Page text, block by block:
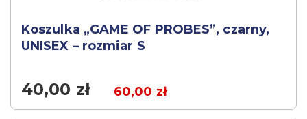
Koszulka „GAME OF PROBES”, czarny,
UNISEX – rozmiar S
40,00 zł 60,00zł